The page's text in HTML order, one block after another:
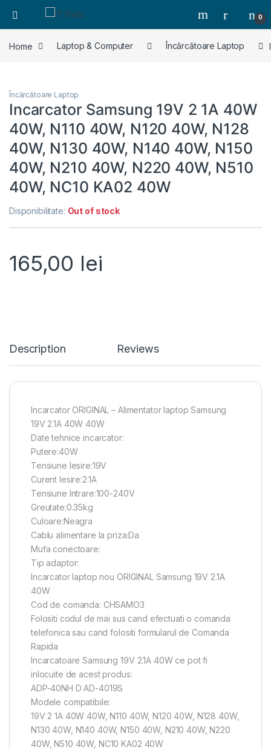
0
Home Laptop & Computer Încărcătoare Laptop
Încărcătoare Laptop
Incarcator Samsung 19V 2 1A 40W
40W, N110 40W, N120 40W, N128
40W, N130 40W, N140 40W, N150
40W, N210 40W, N220 40W, N510
40W, NC10 KA02 40W
Disponibilitate: Out of stock
165,00 lei
Description Reviews
Incarcator ORIGINAL – Alimentator laptop Samsung
19V 2.1A 40W 40W
Date tehnice incarcator:
Putere:40W
Tensiune Iesire:19V
Curent Iesire:2.1A
Tensiune Intrare:100-240V
Greutate:0.35kg
Culoare:Neagra
Cablu alimentare la priza:Da
Mufa conectoare:
Tip adaptor:
Incarcator laptop nou ORIGINAL Samsung 19V 2.1A
40W
Cod de comanda: CHSAMO3
Folositi codul de mai sus cand efectuati o comanda
telefonica sau cand folositi formularul de Comanda
Rapida
Incarcatoare Samsung 19V 2.1A 40W ce pot fi
inlocuite de acest produs:
ADP-40NH D AD-4019S
Modele compatibile:
19V 2 1A 40W 40W, N110 40W, N120 40W, N128 40W,
N130 40W, N140 40W, N150 40W, N210 40W, N220
40W, N510 40W, NC10 KA02 40W